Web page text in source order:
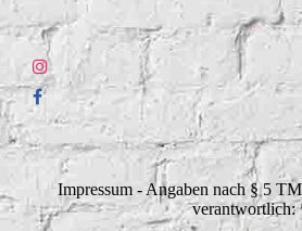
Impressum - Angaben nach § 5
verantwortlich: